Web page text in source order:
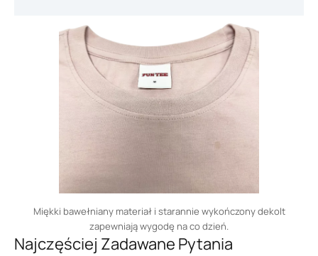
Miękki bawełniany materiał i starannie wykończony dekolt
zapewniają wygodę na co dzień.
Najczęściej Zadawane Pytania